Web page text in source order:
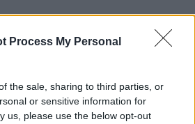
Process My Personal
the sale, sharing to third parties, or
or sensitive information for
us, please use the below opt-out